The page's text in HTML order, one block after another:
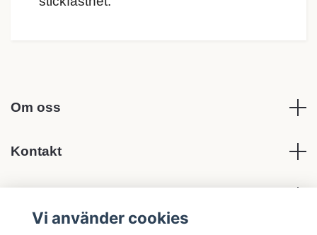
Om oss
Kontakt
Vi använder cookies